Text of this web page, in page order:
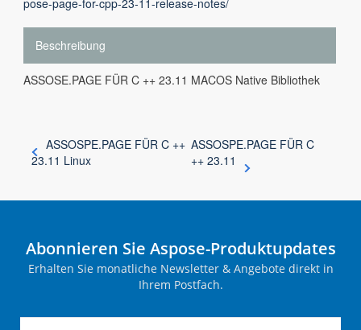
pose-page-for-cpp-23-11-release-notes/
Beschreibung
ASSOSE.PAGE FÜR C ++ 23.11 MACOS Native Bibliothek
ASSOSPE.PAGE FÜR C ++
23.11 Linux
ASSOSPE.PAGE FÜR C
++ 23.11
Abonnieren Sie Aspose-Produktupdates
Erhalten Sie monatliche Newsletter & Angebote direkt in
Ihrem Postfach.